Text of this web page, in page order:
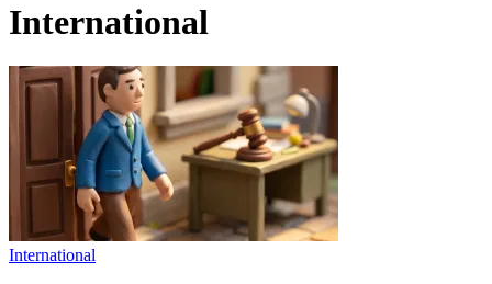
International
International